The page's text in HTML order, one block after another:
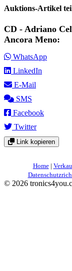
Auktions-Artikel
CD - Adriano
Ancora Meno:
WhatsApp
LinkedIn
E-Mail
SMS
Facebook
Twitter
Link kopieren
Home|
© 2026